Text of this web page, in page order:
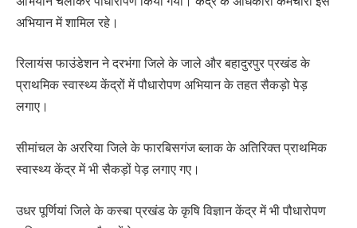
अभियान में शामिल रहे।
रिलायंस फाउंडेशन ने दरभंगा जिले के जाले और बहादुरपुर प्रखंड के
प्राथमिक स्वास्थ्य केंद्रों में पौधारोपण अभियान के तहत सैकड़ो पेड़
लगाए।
सीमांचल के अररिया जिले के फारबिसगंज ब्लाक के अतिरिक्त प्राथमिक
स्वास्थ्य केंद्र में भी सैकड़ों पेड़ लगाए गए।
उधर पूर्णियां जिले के कस्बा प्रखंड के कृषि विज्ञान केंद्र में भी पौधारोपण